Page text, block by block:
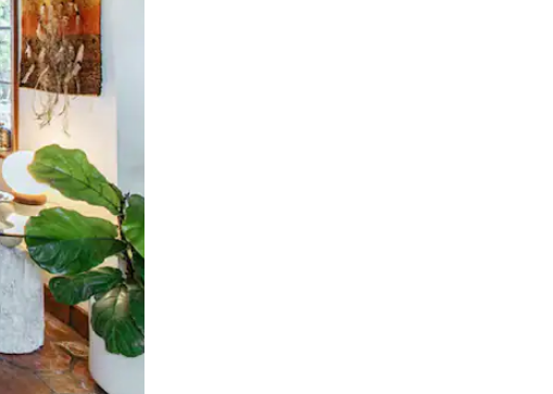
te tikken of swipen.